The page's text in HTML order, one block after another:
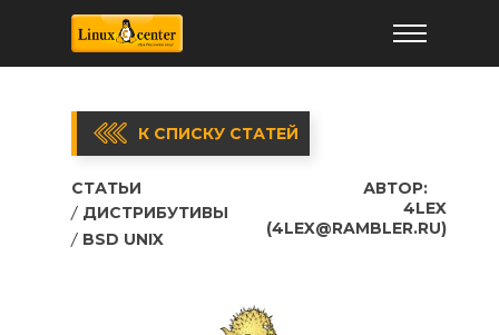
К СПИСКУ СТАТЕЙ
СТАТЬИ
ДИСТРИБУТИВЫ
BSD UNIX
АВТОР:
4LEX
(4LEX@RAMBLER.RU)